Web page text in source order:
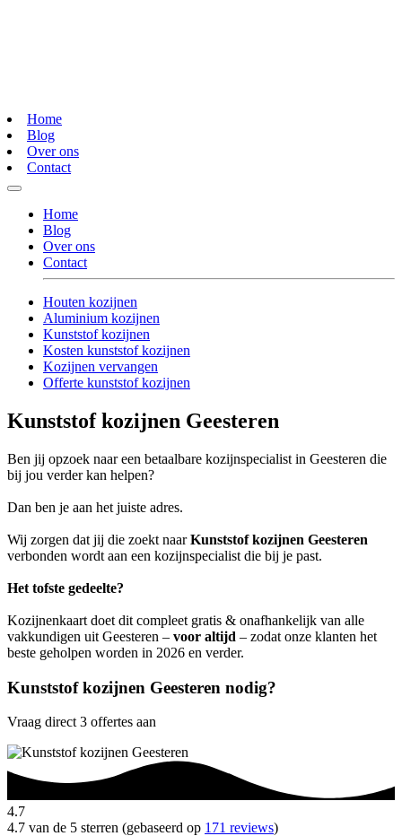
Home
Blog
Over ons
Contact
Home
Blog
Over ons
Contact
Houten kozijnen
Aluminium kozijnen
Kunststof kozijnen
Kosten kunststof kozijnen
Kozijnen vervangen
Offerte kunststof kozijnen
Kunststof kozijnen Geesteren
Ben jij opzoek naar een betaalbare kozijnspecialist in Geesteren die
bij jou verder kan helpen?
Dan ben je aan het juiste adres.
Wij zorgen dat jij die zoekt naarKunststof kozijnen Geesteren
verbonden wordt aan een kozijnspecialist die bij je past.
Het tofste gedeelte?
Kozijnenkaart doet dit compleet gratis & onafhankelijk van alle
vakkundigen uit Geesteren – voor altijd – zodat onze klanten het
beste geholpen worden in 2026 en verder.
Kunststof kozijnen Geesteren nodig?
Vraag direct 3 offertes aan
4.7
4.7 van de 5 sterren (gebaseerd op 171 reviews)